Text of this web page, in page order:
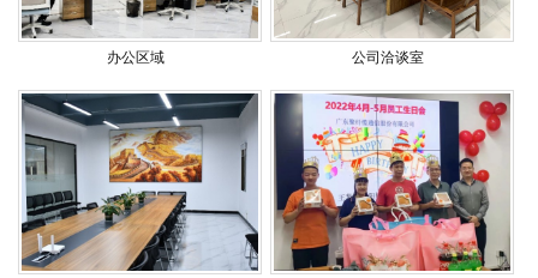
办公区域 公司洽谈室